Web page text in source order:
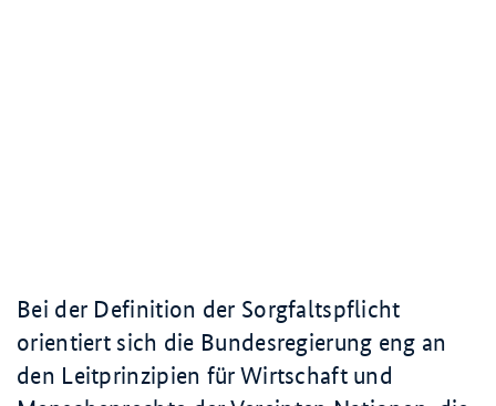
Bei der Definition der Sorgfaltspflicht
orientiert sich die Bundesregierung eng an
den Leitprinzipien für Wirtschaft und